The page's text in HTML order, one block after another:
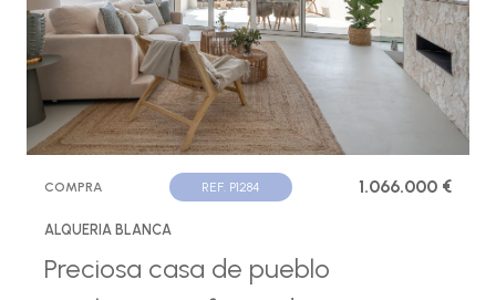
COMPRA REF. P1284 1.066.000 €
ALQUERIA BLANCA
Preciosa casa de pueblo